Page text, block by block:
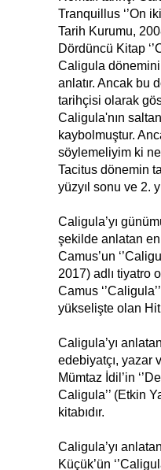
Tranquillus ‘’On
Tarih Kurumu,
Dördüncü Kitap
Caligula
anlatır. Ancak bu
tarihçisi olarak
Caligula'nın
kaybolmuştur.
söylemeliyim ki
Tacitus dönemin
yüzyıl sonu ve 2.
Caligula’yı
şekilde anlatan
Camus’un
2017) adlı tiyatro
Camus
yükselişte olan
Caligula’yı
edebiyatçı, yazar
Mümtaz İdil’in
Caligula’’ (Etkin
kitabıdır.
Caligula’yı
Küçük’ün